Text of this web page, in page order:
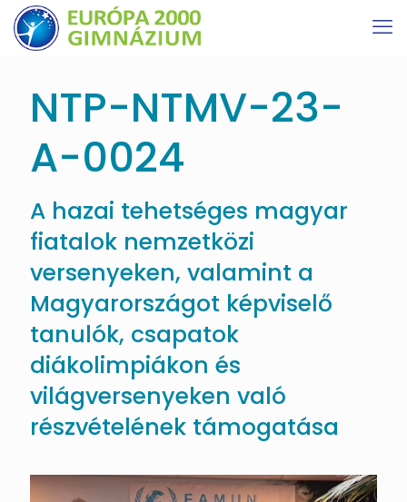
NTP-NTMV-23-
A-0024
A hazai tehetséges magyar
fiatalok nemzetközi
versenyeken, valamint a
Magyarországot képviselő
tanulók, csapatok
diákolimpiákon és
világversenyeken való
részvételének támogatása